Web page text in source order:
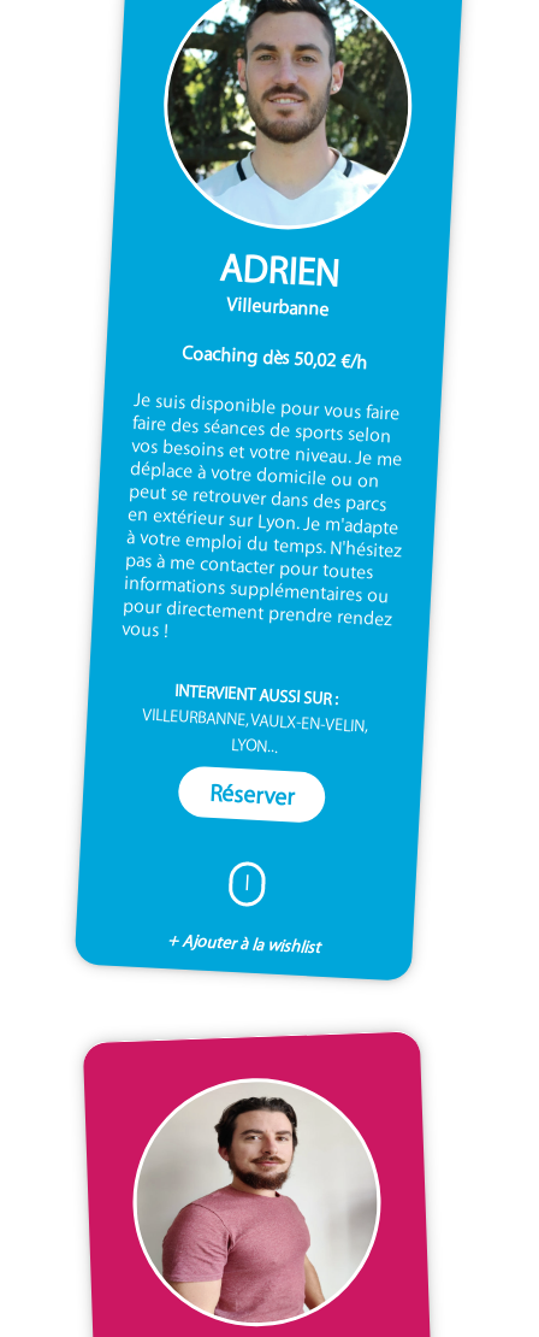
ADRIEN
Villeurbanne
Coaching dès 50,02 €/h
Je suis disponible pour vous faire
faire des séances de sports selon
vos besoins et votre niveau. Je me
déplace à votre domicile ou on
peut se retrouver dans des parcs
en extérieur sur Lyon. Je m'adapte
à votre emploi du temps. N'hésitez
pas à me contacter pour toutes
informations supplémentaires ou
pour directement prendre rendez
vous !
INTERVIENT AUSSI SUR :
VILLEURBANNE, VAULX-EN-VELIN,
LYON...
Réserver
I
+ Ajouter à la wishlist